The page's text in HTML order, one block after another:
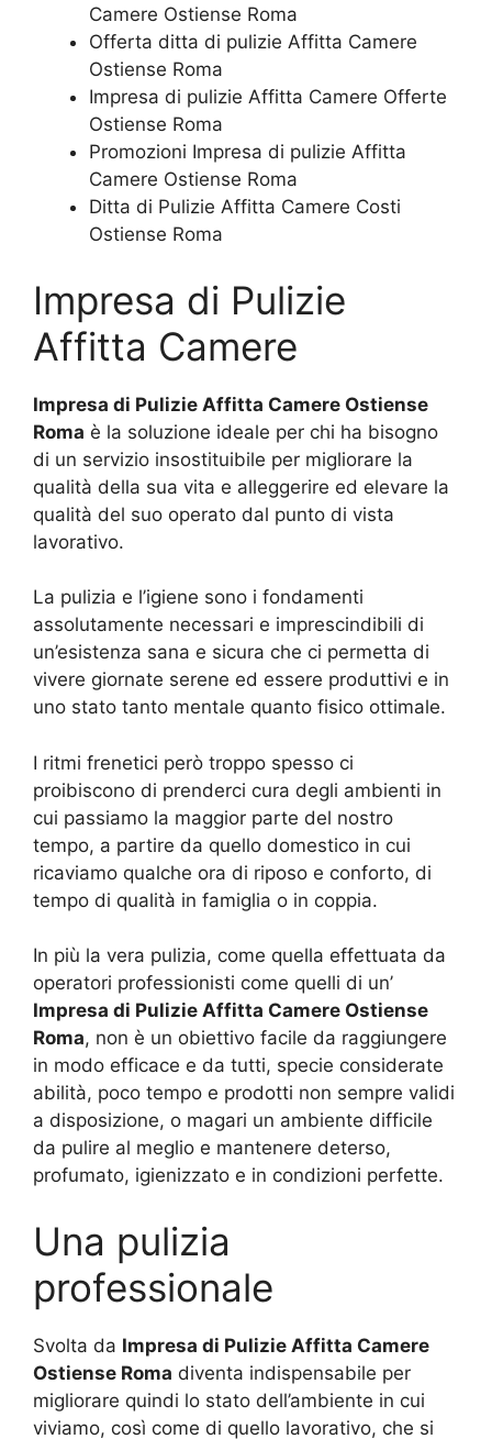
Camere Ostiense Roma
Offerta ditta di pulizie Affitta Camere
Ostiense Roma
Impresa di pulizie Affitta Camere Offerte
Ostiense Roma
Promozioni Impresa di pulizie Affitta
Camere Ostiense Roma
Ditta di Pulizie Affitta Camere Costi
Ostiense Roma
Impresa di Pulizie
Affitta Camere
Impresa di Pulizie Affitta Camere Ostiense
Roma è la soluzione ideale per chi ha bisogno
di un servizio insostituibile per migliorare la
qualità della sua vita e alleggerire ed elevare la
qualità del suo operato dal punto di vista
lavorativo.
La pulizia e l’igiene sono i fondamenti
assolutamente necessari e imprescindibili di
un’esistenza sana e sicura che ci permetta di
vivere giornate serene ed essere produttivi e in
uno stato tanto mentale quanto fisico ottimale.
I ritmi frenetici però troppo spesso ci
proibiscono di prenderci cura degli ambienti in
cui passiamo la maggior parte del nostro
tempo, a partire da quello domestico in cui
ricaviamo qualche ora di riposo e conforto, di
tempo di qualità in famiglia o in coppia.
In più la vera pulizia, come quella effettuata da
operatori professionisti come quelli di un’
Impresa di Pulizie Affitta Camere Ostiense
Roma, non è un obiettivo facile da raggiungere
in modo efficace e da tutti, specie considerate
abilità, poco tempo e prodotti non sempre validi
a disposizione, o magari un ambiente difficile
da pulire al meglio e mantenere deterso,
profumato, igienizzato e in condizioni perfette.
Una pulizia
professionale
Svolta da Impresa di Pulizie Affitta Camere
Ostiense Roma diventa indispensabile per
migliorare quindi lo stato dell’ambiente in cui
viviamo, così come di quello lavorativo, che si